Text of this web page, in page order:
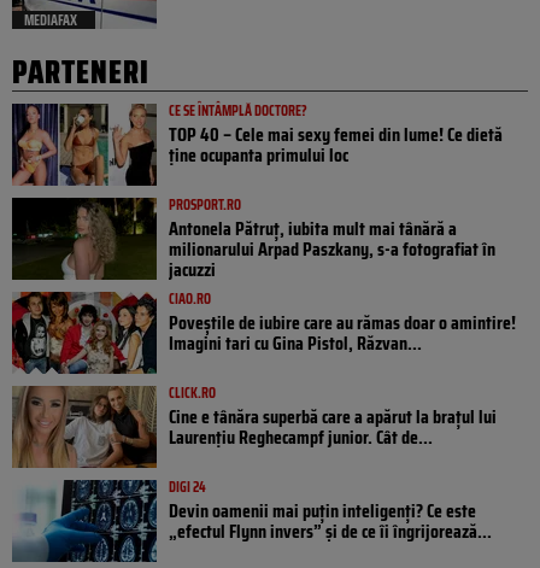
MEDIAFAX
PARTENERI
CE SE ÎNTÂMPLĂ DOCTORE?
TOP 40 – Cele mai sexy femei din lume! Ce dietă
ține ocupanta primului loc
PROSPORT.RO
Antonela Pătruț, iubita mult mai tânără a
milionarului Arpad Paszkany, s-a fotografiat în
jacuzzi
CIAO.RO
Poveştile de iubire care au rămas doar o amintire!
Imagini tari cu Gina Pistol, Răzvan...
CLICK.RO
Cine e tânăra superbă care a apărut la brațul lui
Laurențiu Reghecampf junior. Cât de...
DIGI 24
Devin oamenii mai puțin inteligenți? Ce este
„efectul Flynn invers” și de ce îi îngrijorează...